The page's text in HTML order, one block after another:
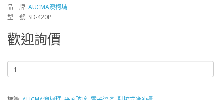
品 牌: AUCMA澳柯瑪
型 號: SD-420P
歡迎詢價